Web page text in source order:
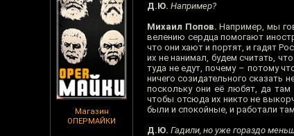
Магазин
ОПЕРМАЙКИ
Д.Ю. Например?
Михаил Попов. Например, мы
велению сердца помогают
что они хают и портят, и гадят
их не нанимал, будем считать,
туда не едут, почему – потому
ничего созидательного сказать
поскольку они её любят, да
чтобы отсюда их никто не
были и спокойные, и работали
Д.Ю. Гадили, но уже гораздо